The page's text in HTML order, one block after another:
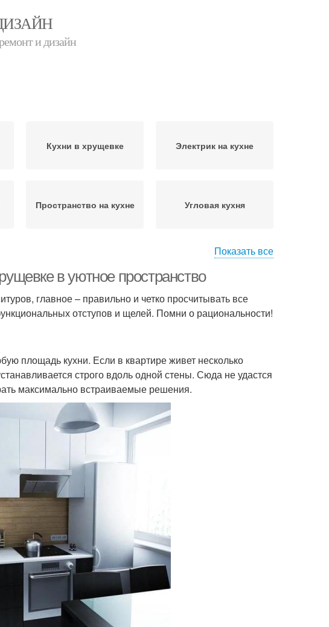
и дизайн
Кухни в хрущевке Электрик на кухне
Пространство на кухне Угловая кухня
Показать все
в уютное пространство
главное – правильно и четко просчитывать все
отступов и щелей. Помни о рациональности!
площадь кухни. Если в квартире живет несколько
строго вдоль одной стены. Сюда не удастся
максимально встраиваемые решения.